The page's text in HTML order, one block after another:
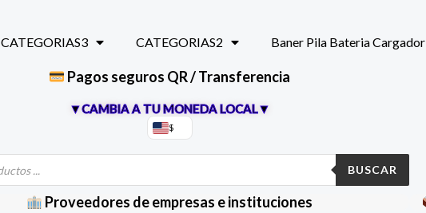
CATEGORIAS3 CATEGORIAS2 Baner Pila Bateria Cargador
Pagos seguros QR / Transferencia
▼CAMBIA A TU MONEDA LOCAL▼
$
BUSCAR
Proveedores de empresas e instituciones